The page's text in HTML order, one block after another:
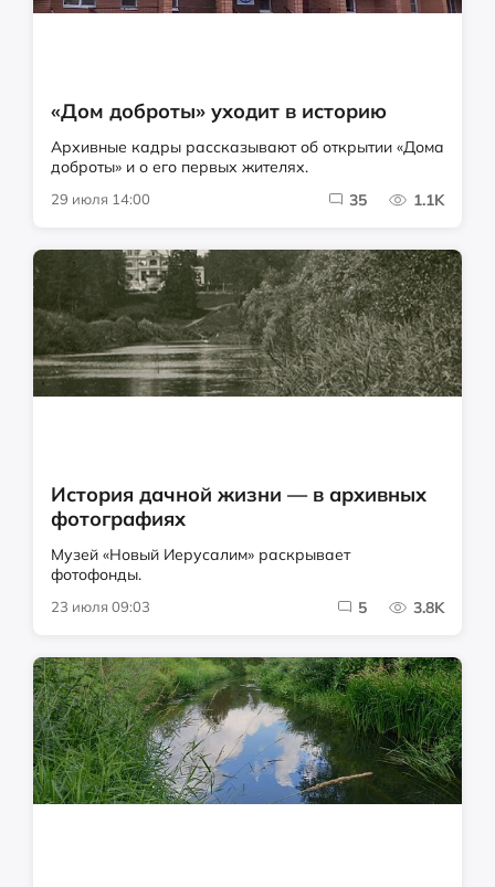
«Дом доброты» уходит в историю
Архивные кадры рассказывают об открытии «Дома
доброты» и о его первых жителях.
29 июля 14:00 35 1.1K
История дачной жизни — в архивных
фотографиях
Музей «Новый Иерусалим» раскрывает
фотофонды.
23 июля 09:03 5 3.8K